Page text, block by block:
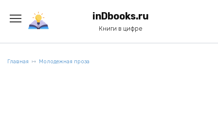
содержанию
inDbooks.ru
Книги в цифре
Главная Молодежная проза